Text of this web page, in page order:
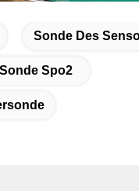
Sonde Des
Spo2